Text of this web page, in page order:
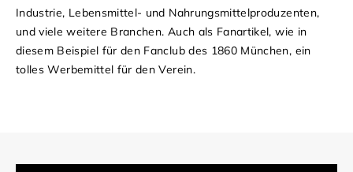
Industrie, Lebensmittel- und Nahrungsmittelproduzenten,
und viele weitere Branchen. Auch als Fanartikel, wie in
diesem Beispiel für den Fanclub des 1860 München, ein
tolles Werbemittel für den Verein.